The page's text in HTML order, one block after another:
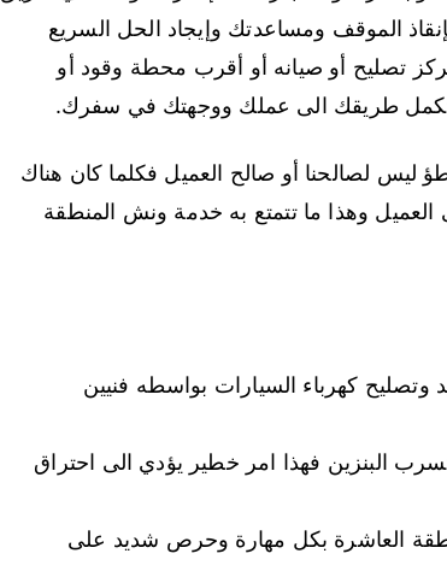
الموقف ومساعدتك وإيجاد الحل السريع
تصليح أو صيانه أو أقرب محطة وقود أو
طريقك الى عملك ووجهتك في سفرك.
ليس لصالحنا أو صالح العميل فكلما كان هناك
العميل وهذا ما تتمتع به خدمة ونش المنطقة
وتصليح كهرباء السيارات بواسطه فنيين
البنزين فهذا امر خطير يؤدي الى احتراق
العاشرة بكل مهارة وحرص شديد على